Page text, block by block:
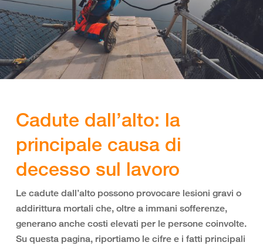
Cadute dall’alto: la
principale causa di
decesso sul lavoro
Le cadute dall’alto possono provocare lesioni gravi o
addirittura mortali che, oltre a immani sofferenze,
generano anche costi elevati per le persone coinvolte.
Su questa pagina, riportiamo le cifre e i fatti principali